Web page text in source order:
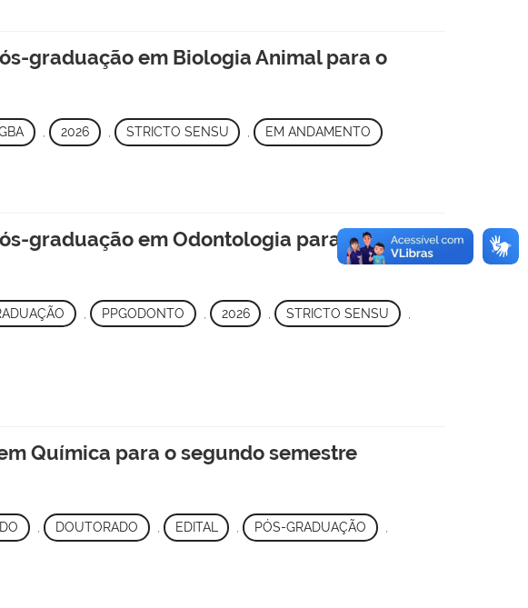
graduação em Biologia Animal para o
, 2026 , STRICTO SENSU , EM ANDAMENTO
graduação em Odontologia para o
PPGODONTO 2026 , STRICTO SENSU
Química para o segundo semestre
, DOUTORADO , EDITAL , PÓS-GRADUAÇÃO ,